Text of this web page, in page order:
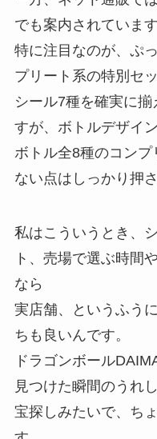
でも案内されています
特に注目なのが、ぷ
プリート系の特別セッ
シール7種を確実に
すが、ボトルデザイ
ボトル全8種のコン
ない点はしっかり押
私はこういうとき、
ト、売場で選ぶ時間
なら
実店舗、というふう
ちも良いんです。
ドラゴンボール
見つけた瞬間のうれ
宝探しみたいで、ち